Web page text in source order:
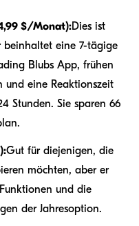
$/Monat):Dies ist
beinhaltet eine 7-tägige
Blubs App, frühen
und eine Reaktionszeit
Stunden. Sie sparen 66
Gut für diejenigen, die
möchten, aber er
und die
der Jahresoption.